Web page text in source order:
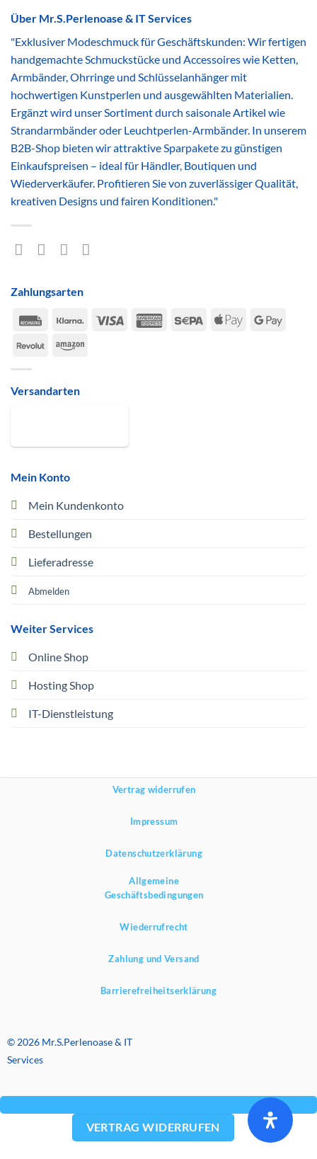
Über Mr.S.Perlenoase & IT Services
"Exklusiver Modeschmuck für Geschäftskunden: Wir fertigen
handgemachte Schmuckstücke und Accessoires wie Ketten,
Armbänder, Ohrringe und Schlüsselanhänger mit
hochwertigen Kunstperlen und ausgewählten Materialien.
Ergänzt wird unser Sortiment durch saisonale Artikel wie
Strandarmbänder oder Leuchtperlen-Armbänder. In unserem
B2B-Shop bieten wir attraktive Sparpakete zu günstigen
Einkaufspreisen – ideal für Händler, Boutiquen und
Wiederverkäufer. Profitieren Sie von zuverlässiger Qualität,
kreativen Designs und fairen Konditionen."
Mein Konto
Mein Kundenkonto
Bestellungen
Lieferadresse
Abmelden
Weiter Services
Online Shop
Hosting Shop
IT-Dienstleistung
Zahlungsarten
Rechung
Klarna Visa
American Sepa
Apple
Google
RevolutAmazon
Versandarten
Vertrag widerrufen
Impressum
Datenschutzerklärung
Allgemeine
Geschäftsbedingungen
Wiederrufrecht
Zahlung und Versand
Barrierefreiheitserklärung
© 2026 Mr.S.Perlenoase & IT
Services
VERTRAG WIDERRUFEN